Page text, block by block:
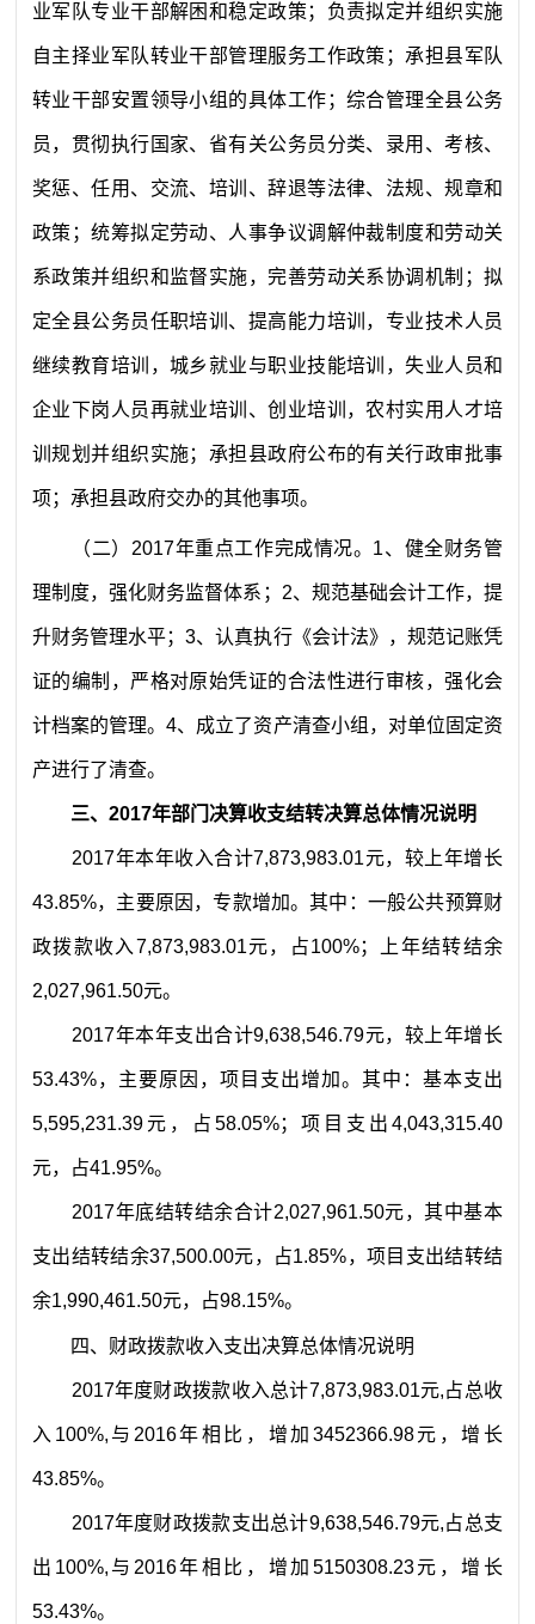
业军队专业干部解困和稳定政策；负责拟定并组织实施
自主择业军队转业干部管理服务工作政策；承担县军队
转业干部安置领导小组的具体工作；综合管理全县公务
员，贯彻执行国家、省有关公务员分类、录用、考核、
奖惩、任用、交流、培训、辞退等法律、法规、规章和
政策；统筹拟定劳动、人事争议调解仲裁制度和劳动关
系政策并组织和监督实施，完善劳动关系协调机制；拟
定全县公务员任职培训、提高能力培训，专业技术人员
继续教育培训，城乡就业与职业技能培训，失业人员和
企业下岗人员再就业培训、创业培训，农村实用人才培
训规划并组织实施；承担县政府公布的有关行政审批事
项；承担县政府交办的其他事项。
（二） 2017年重点工作完成情况。 1、健全财务管
理制度，强化财务监督体系； 2、规范基础会计工作，提
升财务管理水平；3、认真执行《会计法》，规范记账凭
证的编制，严格对原始凭证的合法性进行审核，强化会
计档案的管理。4、成立了资产清查小组，对单位固定资
产进行了清查。
三、2017年部门决算收支结转决算总体情况说明
2017年本年收入合计7,873,983.01元，较上年增长
43.85%，主要原因，专款增加。其中：一般公共预算财
政拨款收入 7,873,983.01元，占100%；上年结转结余
2,027,961.50元。
2017年本年支出合计9,638,546.79元，较上年增长
53.43%，主要原因，项目支出增加。其中：基本支出
5,595,231.39 元 ，占 58.05%；项目支出 4,043,315.40
元，占41.95%。
2017年底结转结余合计2,027,961.50元，其中基本
支出结转结余37,500.00元，占1.85%，项目支出结转结
余1,990,461.50元，占98.15%。
四、财政拨款收入支出决算总体情况说明
2017年度财政拨款收入总计7,873,983.01元,占总收
入 100%, 与 2016年相比， 增加 3452366.98元 ，增长
43.85%。
2017年度财政拨款支出总计9,638,546.79元,占总支
出 100%, 与 2016年相比， 增加 5150308.23元 ，增长
53.43%。